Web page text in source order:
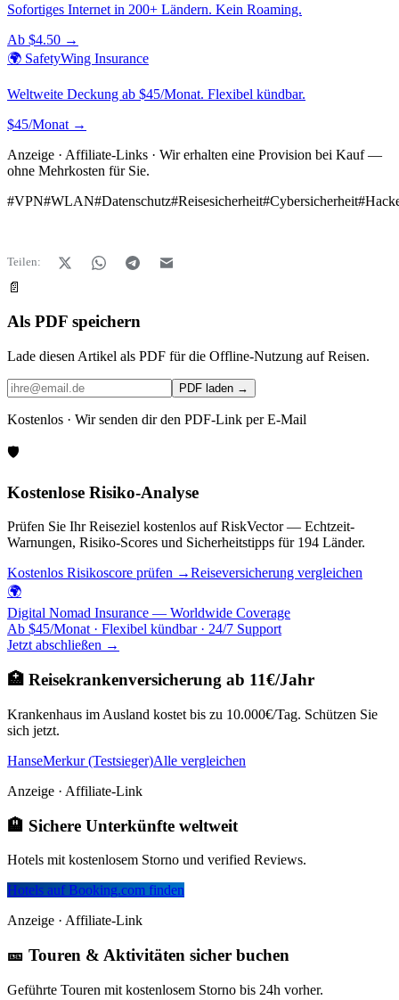
Sofortiges Internet in 200+ Ländern. Kein Roaming.
Ab $4.50 →
🌍 SafetyWing Insurance
Weltweite Deckung ab $45/Monat. Flexibel kündbar.
$45/Monat →
Anzeige · Affiliate-Links · Wir erhalten eine Provision bei Kauf —
ohne Mehrkosten für Sie.
#VPN#WLAN#Datenschutz#Reisesicherheit#Cybersicherheit#
Teilen:
📄
Als PDF speichern
Lade diesen Artikel als PDF für die Offline-Nutzung auf Reisen.
PDF laden →
Kostenlos · Wir senden dir den PDF-Link per E-Mail
🛡️
Kostenlose Risiko-Analyse
Prüfen Sie Ihr Reiseziel kostenlos auf RiskVector — Echtzeit-
Warnungen, Risiko-Scores und Sicherheitstipps für 194 Länder.
Kostenlos Risikoscore prüfen →Reiseversicherung vergleichen
🌍
Digital Nomad Insurance — Worldwide Coverage
Ab $45/Monat · Flexibel kündbar · 24/7 Support
Jetzt abschließen →
🏥 Reisekrankenversicherung ab 11€/Jahr
Krankenhaus im Ausland kostet bis zu 10.000€/Tag. Schützen Sie
sich jetzt.
HanseMerkur (Testsieger)Alle vergleichen
Anzeige · Affiliate-Link
🏨 Sichere Unterkünfte weltweit
Hotels mit kostenlosem Storno und verified Reviews.
Hotels auf Booking.com finden
Anzeige · Affiliate-Link
🎫 Touren & Aktivitäten sicher buchen
Geführte Touren mit kostenlosem Storno bis 24h vorher.